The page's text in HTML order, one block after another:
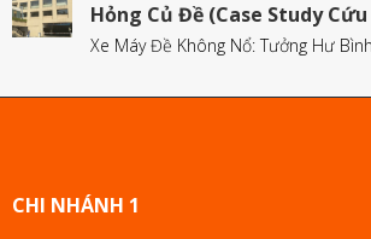
Hỏng Củ Đề (Case Study
Xe Máy Đề Không Nổ: Tưởng Hư
CHI NHÁNH 1